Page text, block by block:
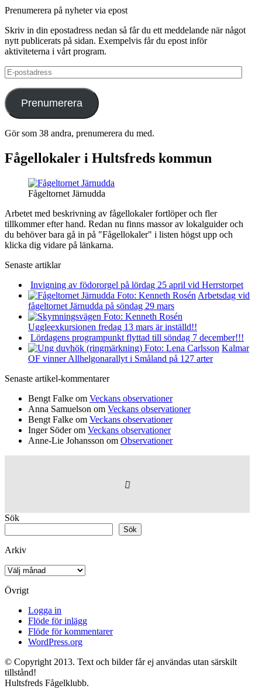
Prenumerera på nyheter via epost
Skriv in din epostadress nedan så får du ett meddelande när något
nytt publicerats på sidan. Exempelvis får du epost inför
aktiviteterna i vårt program.
E-
postadress
Prenumerera
Gör som 38 andra, prenumerera du med.
Fågellokaler i Hultsfreds kommun
Fågeltornet Järnudda
Arbetet med beskrivning av fågellokaler fortlöper och fler
tillkommer efter hand. Redan nu finns massor av lokalguider och
du behöver bara gå in på "Fågellokaler" i listen högst upp och
klicka dig vidare på länkarna.
Senaste artiklar
Invigning av födororgel på lördag 25 april vid Herrstorpet
Arbetsdag vid
fågeltornet Järnudda på söndag 29 mars
Uggleexkursionen fredag 13 mars är inställd!!
Lördagens programpunkt flyttad till söndag 7 december!!!
Kalmar
OF vinner Allhelgonarallyt i Småland på 127 arter
Senaste artikel-kommentarer
Bengt Falke om Veckans observationer
Anna Samuelson om Veckans observationer
Bengt Falke om Veckans observationer
Inger Söderom Veckans observationer
Anne-Lie Johansson om Observationer
Sök
Sök
Arkiv
Arkiv
Övrigt
Logga in
Flöde för inlägg
Flöde för kommentarer
WordPress.org
© Copyright 2013. Text och bilder får ej användas utan särskilt
tillstånd!
Hultsfreds Fågelklubb.